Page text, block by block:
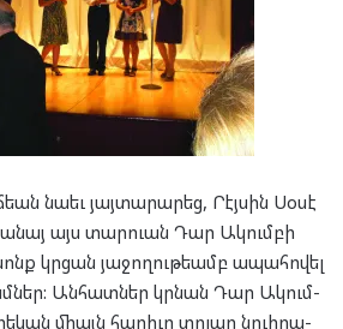
նա­եւ յայ­տա­րա­րեց, Րէյ­սին Սօ­սէ
այս տար­ուան Դար Ակում­բի
կրցան յա­ջո­ղու­թեամբ ապա­հո­վել
Ան­հատ­ներ կրնան Դար Ակում­
միայն հա­րիւր տո­լար նուի­րա­